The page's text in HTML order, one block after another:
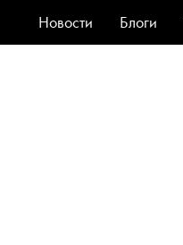
Новости Блоги
Стиль